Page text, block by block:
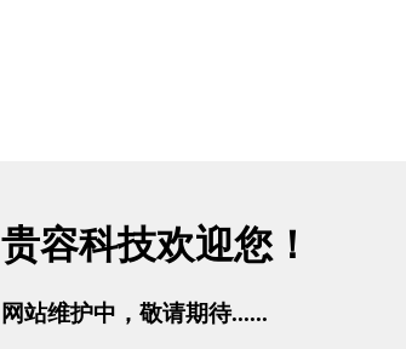
贵容科技欢迎您！
网站维护中，敬请期待......